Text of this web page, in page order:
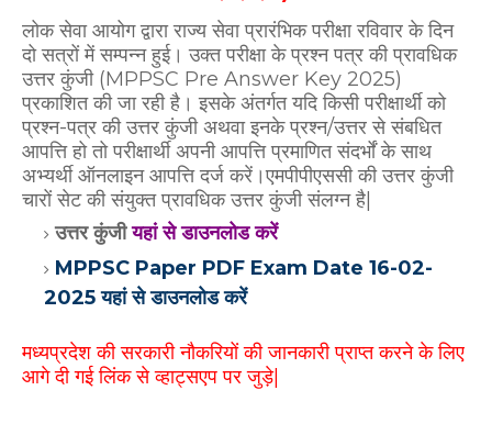
लोक सेवा आयोग द्वारा राज्य सेवा प्रारंभिक परीक्षा रविवार के दिन
दो सत्रों में सम्पन्न हुई। उक्त परीक्षा के प्रश्न पत्र की प्रावधिक
उत्तर कुंजी (MPPSC Pre Answer Key 2025)
प्रकाशित की जा रही है। इसके अंतर्गत यदि किसी परीक्षार्थी को
प्रश्न-पत्र की उत्तर कुंजी अथवा इनके प्रश्न/उत्तर से संबधित
आपत्ति हो तो परीक्षार्थी अपनी आपत्ति प्रमाणित संदर्भों के साथ
अभ्यर्थी ऑनलाइन आपत्ति दर्ज करें।एमपीपीएससी की उत्तर कुंजी
चारों सेट की संयुक्त प्रावधिक उत्तर कुंजी संलग्न है|
उत्तर कुंजी यहां से डाउनलोड करें
MPPSC Paper PDF Exam Date 16-02-
2025 यहां से डाउनलोड करें
मध्यप्रदेश की सरकारी नौकरियों की जानकारी प्राप्त करने के लिए
आगे दी गई लिंक से व्हाट्सएप पर जुड़े|